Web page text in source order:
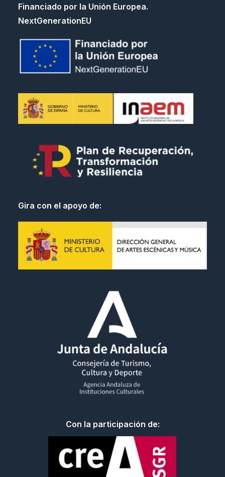
Financiado por la Unión Europea.
NextGenerationEU
Gira con el apoyo de:
Con la participación de: